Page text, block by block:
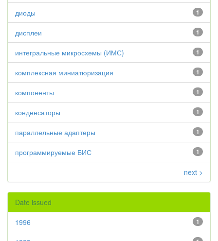
1
диоды
1
дисплеи
1
интегральные микросхемы (ИМС)
1
комплексная миниатюризация
1
компоненты
1
конденсаторы
1
параллельные адаптеры
1
программируемые БИС
next >
Date issued
1
1996